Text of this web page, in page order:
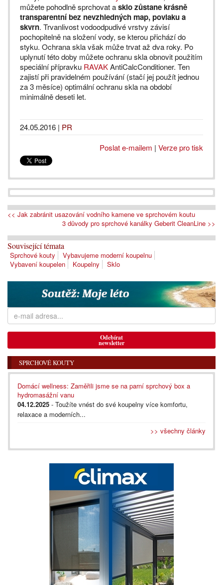
můžete pohodlně sprchovat asklo zůstane krásně
transparentní bez nevzhledných map, povlaku a
skvrn. Trvanlivost vodoodpudivé vrstvy závisí
pochopitelně na složení vody, se kterou přichází do
styku. Ochrana skla však může trvat až dva roky. Po
uplynutí této doby můžete ochranu skla obnovit použitím
speciální přípravku RAVAKAntiCalcConditioner. Ten
zajistí při pravidelném používání (stačí jej použít jednou
za 3 měsíce) optimální ochranu skla na období
minimálně deseti let.
24.05.2016 | PR
Poslat e-mailem | Verze pro tisk
<< Jak zabránit usazování vodního kamene ve sprchovém koutu
3 důvody pro sprchové kanálky Geberit CleanLine >>
Související témata
Sprchové kouty
Vybavujeme moderní koupelnu
Vybavení koupelen
Koupelny Sklo
Odebírat
newsletter
SPRCHOVÉ KOUTY
Domácí wellness: Zaměřili jsme se na parní sprchový box a
hydromasážní vanu
04.12.2025 - Toužíte vnést do své koupelny více komfortu,
relaxace a moderních...
>> všechny články